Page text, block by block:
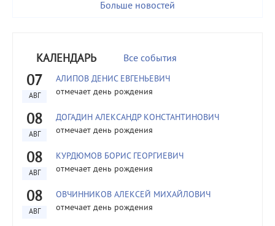
Больше новостей
КАЛЕНДАРЬ Все события
07
АВГ
АЛИПОВ ДЕНИС ЕВГЕНЬЕВИЧ
отмечает день рождения
08
АВГ
ДОГАДИН АЛЕКСАНДР КОНСТАНТИНОВИЧ
отмечает день рождения
08
АВГ
КУРДЮМОВ БОРИС ГЕОРГИЕВИЧ
отмечает день рождения
08
АВГ
ОВЧИННИКОВ АЛЕКСЕЙ МИХАЙЛОВИЧ
отмечает день рождения